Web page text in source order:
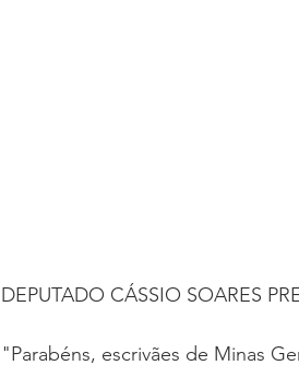
DEPUTADO CÁSSIO SOARES
"Parabéns, escrivães de Minas